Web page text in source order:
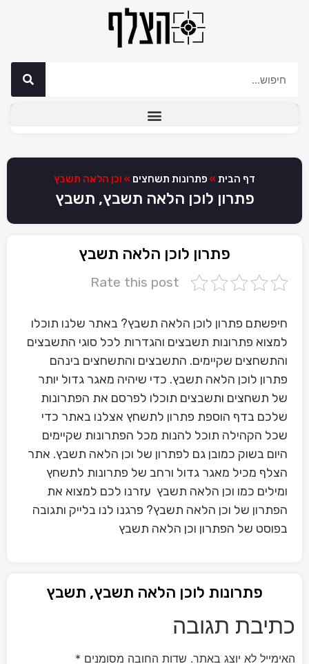
דף הבית » פתרונות תשחצים » וכן הלאה תשבץ
פתרון לוכן הלאה תשבץ, תשבץ
פתרון לוכן הלאה תשבץ
Rate this post
חיפשתם פתרון לוכן הלאה תשבץ? באתר שלנו תוכלו
למצוא פתרונות תשבצים והגדרות לכל סוגי התשבצים
והתשחצים שקיימים. התשבצים והתשחצים בינהם
פתרון לוכן הלאה תשבץ. כדי שיהיה מאגר גדול יותר
של תשחצים ותשבצים תוכלו לפרסם את הפתרונות
שלכם בדף הוספת פתרון לתשחץ אצלנו באתר כדי
שכל הקהילה תוכל להנות מכל הפתרונות שקיימים
היום בשוק כמובן גם לפתרון של וכן הלאה תשבץ. אתר
הצלף מכיל מאגר גדול ורחב של פתרונות לתשחץ
ומילים כמו וכן הלאה תשבץ עזרנו לכם למצוא את
הפתרון של וכן הלאה תשבץ? פרגנו לנו בלייק ותגובה
בפוסט של הפתרון וכן הלאה תשבץ
פתרונות לוכן הלאה תשבץ, תשבץ
כתיבת תגובה
האימייל לא יוצג באתר. שדות החובה מסומנים *